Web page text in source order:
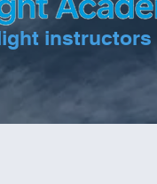
instructors